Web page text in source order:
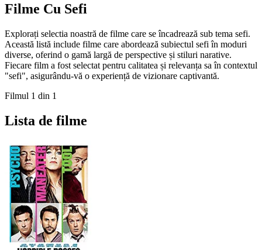
Filme Cu Sefi
Explorați selectia noastră de filme care se încadrează sub tema sefi.
Această listă include filme care abordează subiectul sefi în moduri
diverse, oferind o gamă largă de perspective și stiluri narative.
Fiecare film a fost selectat pentru calitatea și relevanța sa în contextul
"sefi", asigurându-vă o experiență de vizionare captivantă.
Filmul 1 din 1
Lista de filme